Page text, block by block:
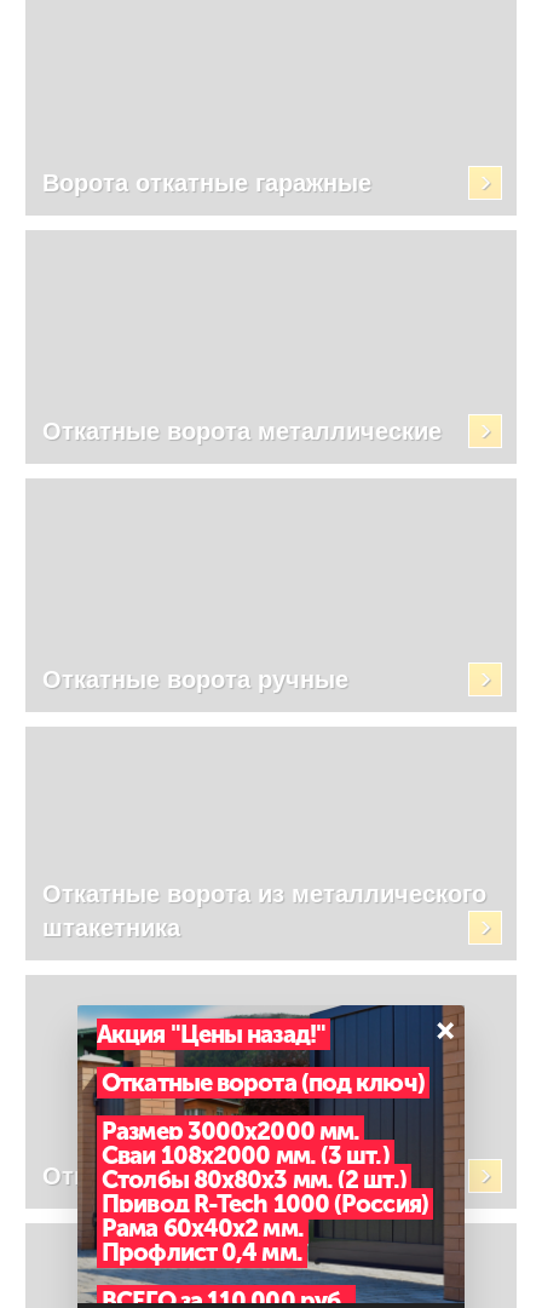
Ворота откатные гаражные
Откатные ворота металлические
Откатные ворота ручные
Откатные ворота из металлического
штакетника
Откатные ворота с автоматикой
Акция "Цены назад!"
Откатные ворота (под ключ)
Размер 3000х2000 мм.
Сваи 108х2000 мм. (3 шт.)
Столбы 80х80х3 мм. (2 шт.)
Привод R-Tech 1000 (Россия)
Рама 60х40х2 мм.
Профлист 0,4 мм.
ВСЕГО за 110 000 руб.
×